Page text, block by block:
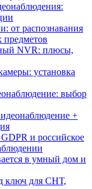
от распознавания
предметов
NVR: плюсы,
установка
выбор
+
и российское
в умный дом и
ключ для СНТ,